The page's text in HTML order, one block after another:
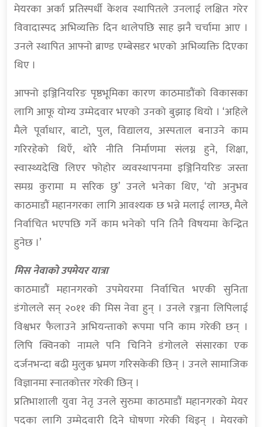
मेयरका अर्का प्रतिस्पर्धी केशव स्थापितले उनलाई लक्षित गरेर
विवादास्पद अभिव्यक्ति दिन थालेपछि साह झनै चर्चामा आए ।
उनले स्थापित आफ्नो ब्राण्ड एम्बेसडर भएको अभिव्यक्ति दिएका
थिए ।
आफ्नो इञ्जिनियरिङ पृष्ठभूमिका कारण काठमाडौंको विकासका
लागि आफू योग्य उम्मेदवार भएको उनको बुझाइ थियो । ‘अहिले
मैले पूर्वाधार, बाटो, पुल, विद्यालय, अस्पताल बनाउने काम
गरिरहेको थिएँ, थोरै नीति निर्माणमा संलग्न हुने, शिक्षा,
स्वास्थ्यदेखि लिएर फोहोर व्यवस्थापनमा इञ्जिनियरिङ जस्ता
समग्र कुरामा म सरिक छु’ उनले भनेका थिए, ‘यो अनुभव
काठमाडौं महानगरका लागि आवश्यक छ भन्ने मलाई लाग्छ, मैले
निर्वाचित भएपछि गर्ने काम भनेको पनि तिनै विषयमा केन्द्रित
हुनेछ ।’
मिस नेवाको उपमेयर यात्रा
काठमाडौं महानगरको उपमेयरमा निर्वाचित भएकी सुनिता
डंगोलले सन् २०११ की मिस नेवा हुन् । उनले रञ्जना लिपिलाई
विश्वभर फैलाउने अभियन्ताको रूपमा पनि काम गरेकी छन् ।
लिपि क्विनको नामले पनि चिनिने डंगोलले संसारका एक
दर्जनभन्दा बढी मुलुक भ्रमण गरिसकेकी छिन् । उनले सामाजिक
विज्ञानमा स्नातकोत्तर गरेकी छिन् ।
प्रतिभाशाली युवा नेतृ उनले सुरुमा काठमाडौं महानगरको मेयर
पदका लागि उम्मेदवारी दिने घोषणा गरेकी थिइन् । मेयरको